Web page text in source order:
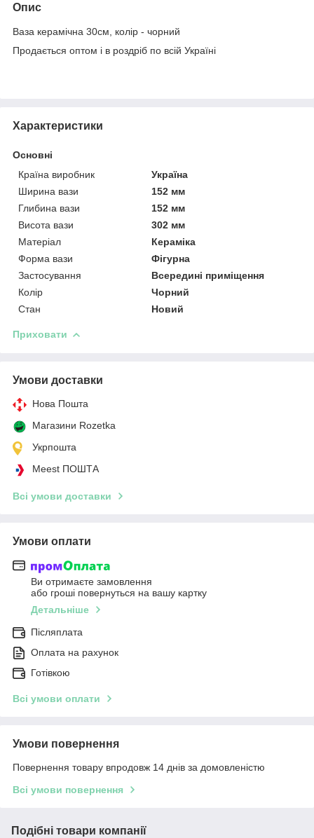
Опис
Ваза керамічна 30см, колір - чорний
Продається оптом і в роздріб по всій Україні
Характеристики
Основні
Країна виробник
Україна
Ширина вази
152 мм
Глибина вази
152 мм
Висота вази
302 мм
Матеріал
Кераміка
Форма вази
Фігурна
Застосування
Всередині приміщення
Колір
Чорний
Стан
Новий
Приховати
Умови доставки
Нова Пошта
Магазини Rozetka
Укрпошта
Meest ПОШТА
Всі умови доставки
Умови оплати
Ви отримаєте замовлення
або гроші повернуться на вашу картку
Детальніше
Післяплата
Оплата на рахунок
Готівкою
Всі умови оплати
Умови повернення
Повернення товару впродовж 14 днів за домовленістю
Всі умови повернення
Подібні товари компанії